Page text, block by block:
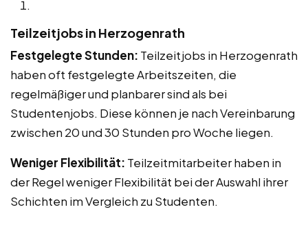
Teilzeitjobs in Herzogenrath
Festgelegte Stunden: Teilzeitjobs in Herzogenrath
haben oft festgelegte Arbeitszeiten, die
regelmäßiger und planbarer sind als bei
Studentenjobs. Diese können je nach Vereinbarung
zwischen 20 und 30 Stunden pro Woche liegen.
Weniger Flexibilität: Teilzeitmitarbeiter haben in
der Regel weniger Flexibilität bei der Auswahl ihrer
Schichten im Vergleich zu Studenten.